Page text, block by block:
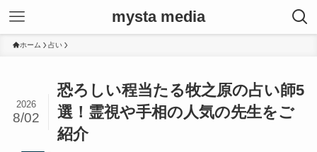
mysta media
ホーム 占い
恐ろしい程当たる牧之原の占い師5
選！霊視や手相の人気の先生をご
紹介
2026
8/02